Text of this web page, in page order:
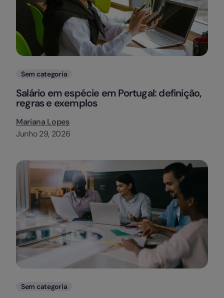
Categorias
Sem categoria
Salário em espécie em Portugal: definição,
regras e exemplos
Mariana Lopes
Junho 29, 2026
Categorias
Sem categoria